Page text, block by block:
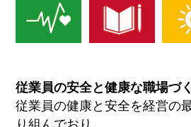
従業員の安全と健康な職場づ
従業員の健康と安全を経営の
り組んでおり、